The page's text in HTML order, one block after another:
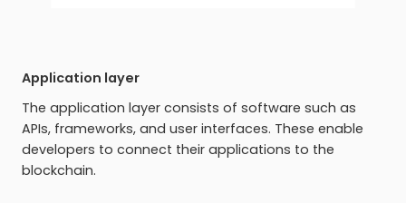
Application layer
The application layer consists of software such as
APIs, frameworks, and user interfaces. These enable
developers to connect their applications to the
blockchain.